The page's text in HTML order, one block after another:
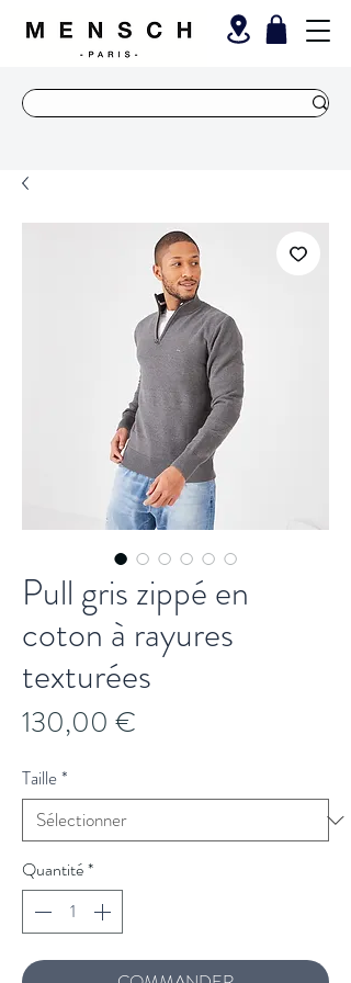
Pull gris zippé en
coton à rayures
texturées
130,00 €
Taille*
Quantité*